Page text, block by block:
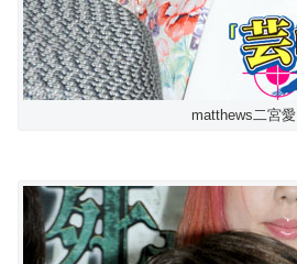
matthews二宮愛